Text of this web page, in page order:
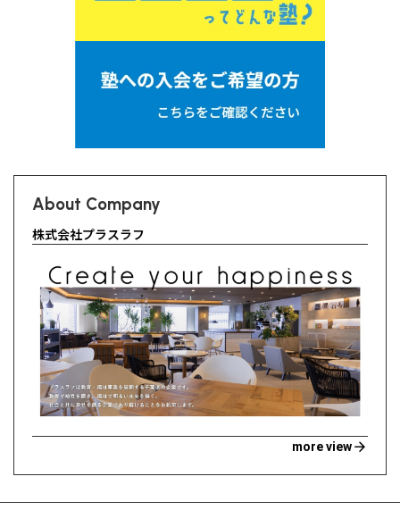
About Company
株式会社プラスラフ
more viewarrow_forward